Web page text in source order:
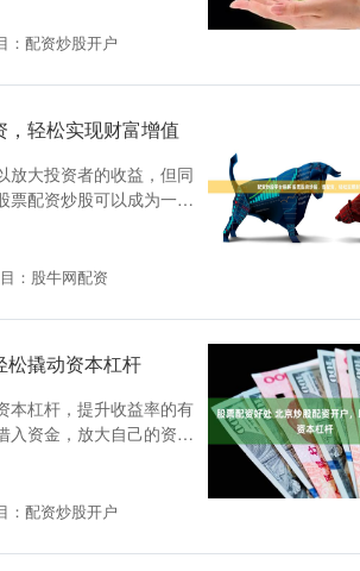
：配资炒股开户
轻松实现财富增值
放大投资者的收益，但同
票配资炒股可以成为一种
：股牛网配资
松撬动资本杠杆
本杠杆，提升收益率的有
入资金，放大自己的资金
：配资炒股开户